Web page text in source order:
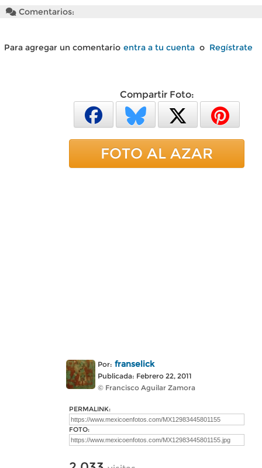
Comentarios:
Para agregar un comentario entra a tu cuenta o Regístrate
Compartir Foto:
FOTO AL AZAR
Por: franselick
Publicada: Febrero 22, 2011
© Francisco Aguilar Zamora
PERMALINK:
FOTO: